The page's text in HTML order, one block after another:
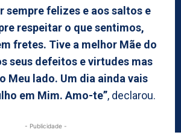
sempre felizes e aos saltos e
respeitar o que sentimos,
fretes. Tive a melhor Mãe do
seus defeitos e virtudes mas
Meu lado. Um dia ainda vais
em Mim. Amo-te”, declarou.
- Publicidade -